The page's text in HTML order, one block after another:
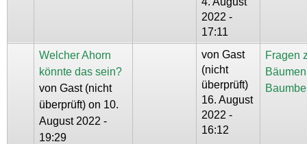
2022 -
17:11
Welcher Ahorn
könnte das sein?
von Gast (nicht
überprüft) on 10.
August 2022 -
19:29
von Gast
(nicht
überprüft)
16. August
2022 -
16:12
Fragen